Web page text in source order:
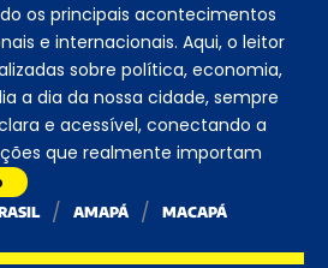
os principais acontecimentos
e internacionais. Aqui, o leitor
sobre política, economia,
a dia da nossa cidade, sempre
e acessível, conectando a
que realmente importam
AMAPÁ MACAPÁ